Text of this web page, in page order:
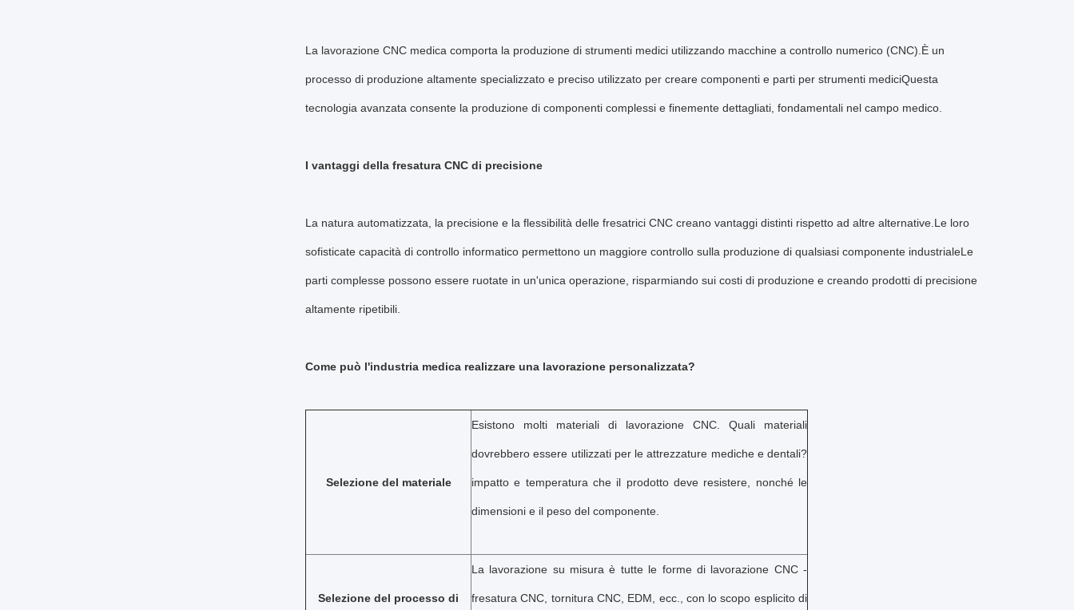
La lavorazione CNC medica comporta la produzione di strumenti medici utilizzando macchine a controllo numerico (CNC).È un
processo di produzione altamente specializzato e preciso utilizzato per creare componenti e parti per strumenti mediciQuesta
tecnologia avanzata consente la produzione di componenti complessi e finemente dettagliati, fondamentali nel campo medico.
I vantaggi della fresatura CNC di precisione
La natura automatizzata, la precisione e la flessibilità delle fresatrici CNC creano vantaggi distinti rispetto ad altre alternative.Le loro
sofisticate capacità di controllo informatico permettono un maggiore controllo sulla produzione di qualsiasi componente industrialeLe
parti complesse possono essere ruotate in un'unica operazione, risparmiando sui costi di produzione e creando prodotti di precisione
altamente ripetibili.
Come può l'industria medica realizzare una lavorazione personalizzata?
Selezione del materiale
Esistono molti materiali di lavorazione CNC. Quali materiali
dovrebbero essere utilizzati per le attrezzature mediche e dentali?
impatto e temperatura che il prodotto deve resistere, nonché le
dimensioni e il peso del componente.
Selezione del processo di
La lavorazione su misura è tutte le forme di lavorazione CNC -
fresatura CNC, tornitura CNC, EDM, ecc., con lo scopo esplicito di